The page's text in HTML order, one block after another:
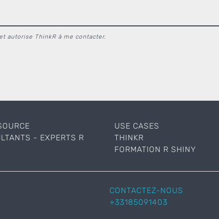
autorise ThinkR à me contacter.
- EXPERTS R
USE CASES
THINKR
FORMATION R SHINY
CONTACTEZ-NOUS
+33185091403